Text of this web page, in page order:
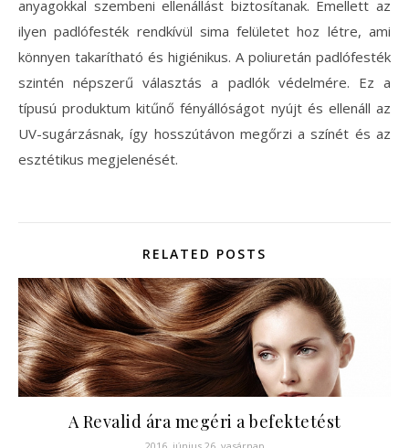
anyagokkal szembeni ellenállást biztosítanak. Emellett az
ilyen padlófesték rendkívül sima felületet hoz létre, ami
könnyen takarítható és higiénikus. A poliuretán padlófesték
szintén népszerű választás a padlók védelmére. Ez a
típusú produktum kitűnő fényállóságot nyújt és ellenáll az
UV-sugárzásnak, így hosszútávon megőrzi a színét és az
esztétikus megjelenését.
RELATED POSTS
A Revalid ára megéri a befektetést